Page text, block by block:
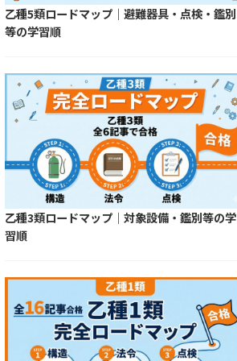
乙種5類ロードマップ｜避難器具・点検・鑑別
等の学習順
乙種3類ロードマップ｜対象設備・鑑別等の学
習順